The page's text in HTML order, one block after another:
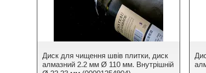
Диск для чищення швів плитки, диск
алмазний 2.2 мм Ø 110 мм. Внутрішній